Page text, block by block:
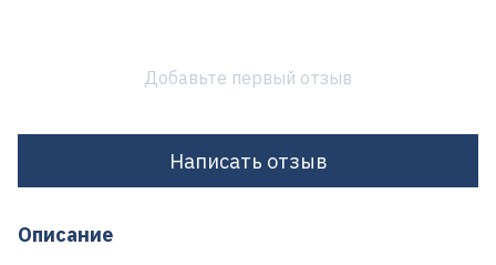
Добавьте первый отзыв
Написать отзыв
Описание